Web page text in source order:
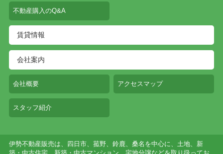
不動産購入のQ&A
賃貸情報
会社案内
会社概要 アクセスマップ
スタッフ紹介
伊勢不動産販売は、四日市、菰野、鈴鹿、桑名を中心に、土地、新